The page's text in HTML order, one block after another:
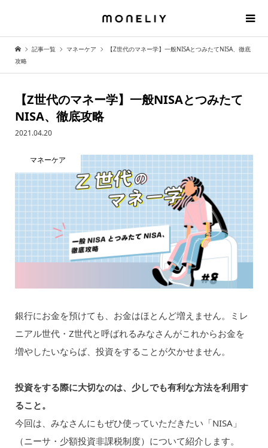
記事一覧 マネーケア
【Z世代のマネー学】一般NISAとつみたてNISA、徹底
攻略
【Z世代のマネー学】一般NISAとつみたて
NISA、徹底攻略
2021.04.20
マネーケア
銀行にお金を預けても、お金はほとんど増えません。ミレ
ニアル世代・Z世代と呼ばれるみなさんがこれからお金を
増やしたいならば、投資をすることが欠かせません。
投資をする際に大切なのは、少しでも有利な方法を利用す
ること。
今回は、みなさんにもぜひ使っていただきたい「NISA」
（ニーサ・少額投資非課税制度）について紹介します。